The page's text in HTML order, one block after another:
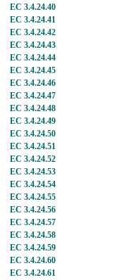
EC 3.4.24.40
EC 3.4.24.41
EC 3.4.24.42
EC 3.4.24.43
EC 3.4.24.44
EC 3.4.24.45
EC 3.4.24.46
EC 3.4.24.47
EC 3.4.24.48
EC 3.4.24.49
EC 3.4.24.50
EC 3.4.24.51
EC 3.4.24.52
EC 3.4.24.53
EC 3.4.24.54
EC 3.4.24.55
EC 3.4.24.56
EC 3.4.24.57
EC 3.4.24.58
EC 3.4.24.59
EC 3.4.24.60
EC 3.4.24.61